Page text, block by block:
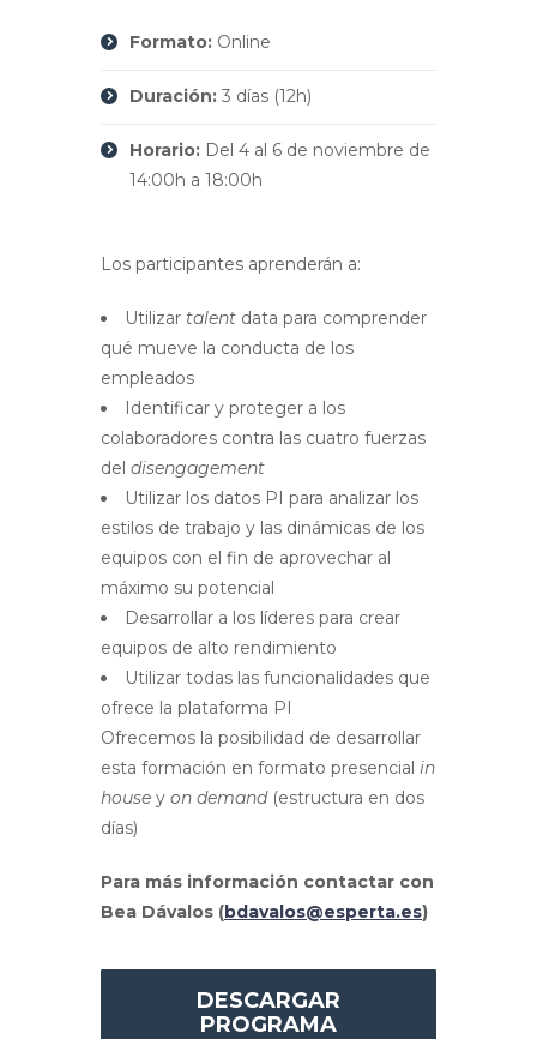
Formato: Online
Duración: 3 días (12h)
Horario: Del 4 al 6 de noviembre de
14:00h a 18:00h
Los participantes aprenderán a:
Utilizar talent data para comprender
qué mueve la conducta de los
empleados
Identificar y proteger a los
colaboradores contra las cuatro fuerzas
del disengagement
Utilizar los datos PI para analizar los
estilos de trabajo y las dinámicas de los
equipos con el fin de aprovechar al
máximo su potencial
Desarrollar a los líderes para crear
equipos de alto rendimiento
Utilizar todas las funcionalidades que
ofrece la plataforma PI
Ofrecemos la posibilidad de desarrollar
esta formación en formato presencial in
house y on demand(estructura en dos
días)
Para más información contactar con
Bea Dávalos (bdavalos@esperta.es)
DESCARGAR
PROGRAMA